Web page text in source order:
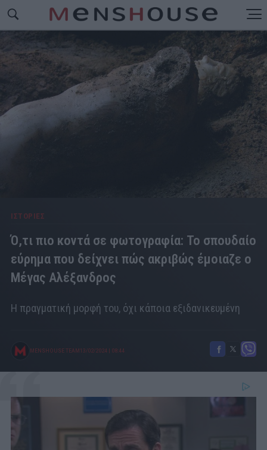
ΙΣΤΟΡΙΕΣ
Ό,τι πιο κοντά σε φωτογραφία: Το σπουδαίο
εύρημα που δείχνει πώς ακριβώς έμοιαζε ο
Μέγας Αλέξανδρος
Η πραγματική μορφή του, όχι κάποια εξιδανικευμένη
MENSHOUSE TEAM 13/02/2024 08:44